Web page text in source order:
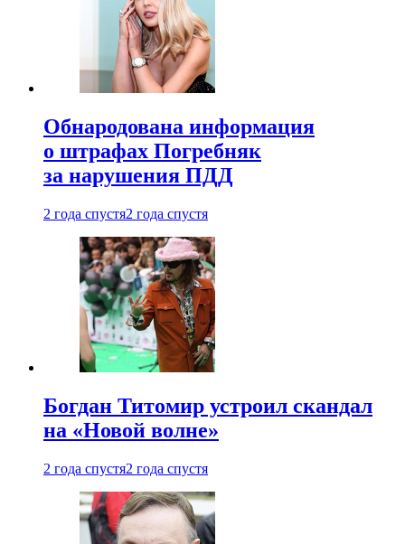
Обнародована информация
о штрафах Погребняк
за нарушения ПДД
2 года спустя2 года спустя
Богдан Титомир устроил скандал
на «Новой волне»
2 года спустя2 года спустя